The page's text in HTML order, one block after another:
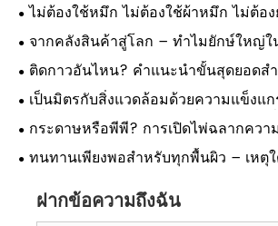
ไม่ต้องใช้หมึก ไม่ต้องใช้ผ้าหมึก ไม่ต้อง
เหตุใดฉลากความร้อนโดยตรงจึงปฏิวัติ
จากคลังสินค้าสู่โลก – ทำไมยักษ์ใหญ่ใ
ไว้วางใจการพิมพ์อัจฉริยะสำหรับฉลาก
ร้อน!
ติดกาวอันไหน? คำแนะนำขั้นสุดยอดส
PP ด้วยความร้อน!
เป็นมิตรกับสิ่งแวดล้อมด้วยความแข็งแก
ในที่สุดฉลาก PP ความร้อนที่เป็นมิตรต่อ
แล้ว!
กระดาษหรือพีพี? การเปิดไพ่ฉลากคว
กำไรของคุณ!
ทนทานเพียงพอสำหรับทุกพื้นผิว – เหตุ
ฝากข้อความถึงฉัน